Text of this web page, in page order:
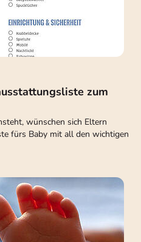
zum
wünschen sich Eltern
fürs Baby mit all den wichtigen